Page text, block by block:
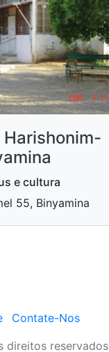
Harishonim-
e cultura
55, Binyamina
Contate-Nos
direitos reservados